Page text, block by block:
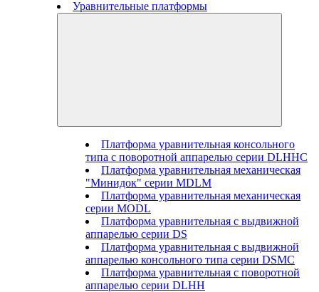
Уравнительные платформы
Платформа уравнительная консольного
типа с поворотной аппарелью серии DLHHC
Платформа уравнительная механическая
"Минидок" серии MDLM
Платформа уравнительная механическая
серии MODL
Платформа уравнительная с выдвижной
аппарелью серии DS
Платформа уравнительная с выдвижной
аппарелью консольного типа серии DSMC
Платформа уравнительная с поворотной
аппарелью серии DLHH